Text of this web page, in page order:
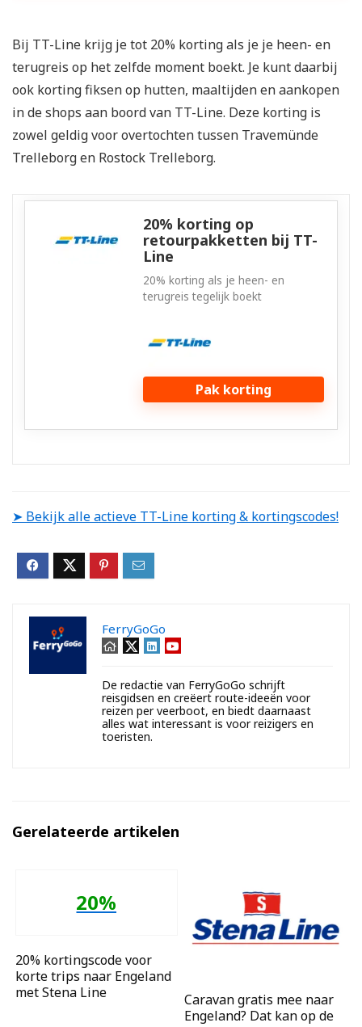
Bij TT-Line krijg je tot 20% korting als je je heen- en
terugreis op het zelfde moment boekt. Je kunt daarbij
ook korting fiksen op hutten, maaltijden en aankopen
in de shops aan boord van TT-Line. Deze korting is
zowel geldig voor overtochten tussen Travemünde
Trelleborg en Rostock Trelleborg.
20% korting op
retourpakketten bij TT-
Line
20% korting als je heen- en
terugreis tegelijk boekt
Pak korting
➤ Bekijk alle actieve TT-Line korting & kortingscodes!
FerryGoGo
De redactie van FerryGoGo schrijft
reisgidsen en creëert route-ideeën voor
reizen per veerboot, en biedt daarnaast
alles wat interessant is voor reizigers en
toeristen.
Gerelateerde artikelen
20%
20% kortingscode voor
korte trips naar Engeland
met Stena Line
Caravan gratis mee naar
Engeland? Dat kan op de